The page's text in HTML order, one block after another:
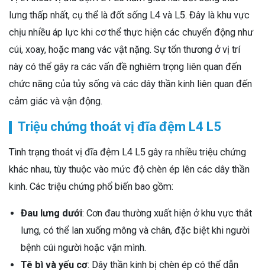
lưng thấp nhất, cụ thể là đốt sống L4 và L5. Đây là khu vực
chịu nhiều áp lực khi cơ thể thực hiện các chuyển động như
cúi, xoay, hoặc mang vác vật nặng. Sự tổn thương ở vị trí
này có thể gây ra các vấn đề nghiêm trọng liên quan đến
chức năng của tủy sống và các dây thần kinh liên quan đến
cảm giác và vận động.
Triệu chứng thoát vị đĩa đệm L4 L5
Tình trạng thoát vị đĩa đệm L4 L5 gây ra nhiều triệu chứng
khác nhau, tùy thuộc vào mức độ chèn ép lên các dây thần
kinh. Các triệu chứng phổ biến bao gồm:
Đau lưng dưới: Cơn đau thường xuất hiện ở khu vực thắt
lưng, có thể lan xuống mông và chân, đặc biệt khi người
bệnh cúi người hoặc vặn mình.
Tê bì và yếu cơ: Dây thần kinh bị chèn ép có thể dẫn